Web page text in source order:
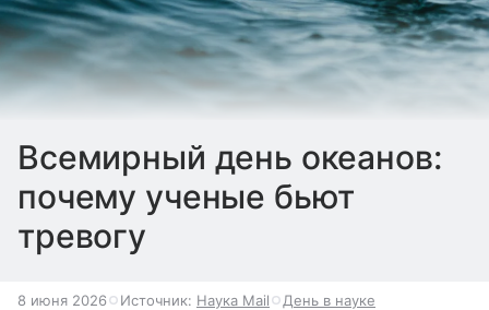
Всемирный день океанов:
почему ученые бьют
тревогу
8 июня 2026 Источник: Наука Mail День в науке